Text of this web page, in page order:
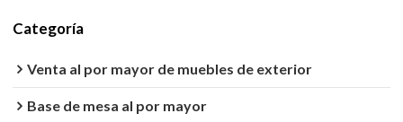
Categoría
Venta al por mayor de muebles de exterior
Base de mesa al por mayor